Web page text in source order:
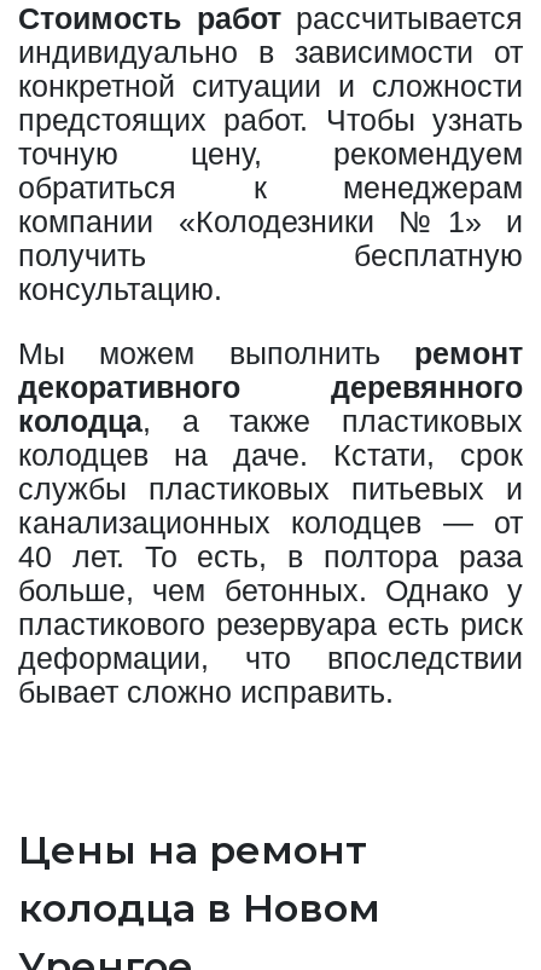
Стоимость работрассчитывается
индивидуально в зависимости от
конкретной ситуации и сложности
предстоящих работ. Чтобы узнать
точную цену, рекомендуем
обратиться к менеджерам
компании «Колодезники №1» и
получить бесплатную
консультацию.
Мы можем выполнить ремонт
декоративного деревянного
колодца, а также пластиковых
колодцев на даче. Кстати, срок
службы пластиковых питьевых и
канализационных колодцев — от
40 лет. То есть, в полтора раза
больше, чем бетонных. Однако у
пластикового резервуара есть риск
деформации, что впоследствии
бывает сложно исправить.
Цены на ремонт
колодца в Новом